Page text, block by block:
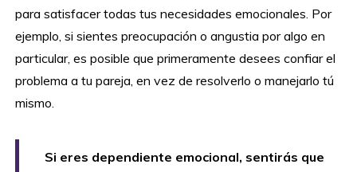
para satisfacer todas tus necesidades emocionales. Por
ejemplo, si sientes preocupación o angustia por algo en
particular, es posible que primeramente desees confiar el
problema a tu pareja, en vez de resolverlo o manejarlo tú
mismo.
Si eres dependiente emocional, sentirás que